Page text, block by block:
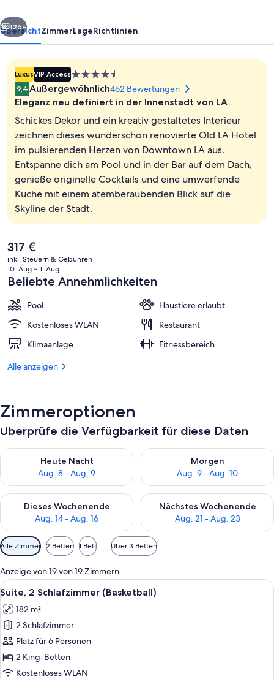
Member
of
Design
Hotels
Eingangsbereich
Weiter
126+
ÜbersichtZimmerLageRichtlinien
LuxusVIP Access4.5-
Sterne-
Unterkunft
9,4 Außergewöhnlich462 Bewertungen
Eleganz neu definiert in der Innenstadt von LA
Schickes Dekor und ein kreativ gestaltetes Interieur
zeichnen dieses wunderschön renovierte Old LA Hotel
im pulsierenden Herzen von Downtown LA aus.
Entspanne dich am Pool und in der Bar auf dem Dach,
genieße originelle Cocktails und eine umwerfende
Küche mit einem atemberaubenden Blick auf die
Skyline der Stadt.
Der
aktuelle
Preis
beträgt
317 €.
317 €
inkl. Steuern & Gebühren
10. Aug.–11. Aug.
Beliebte Annehmlichkeiten
Pool
Haustiere erlaubt
Kostenloses WLAN
Restaurant
Klimaanlage
Fitnessbereich
Alle anzeigen
Zimmeroptionen
Überprüfe die Verfügbarkeit für diese Daten
Heute Nacht
Aug. 8 - Aug. 9
Überprüfe die Verfügbarkeit für heute Nacht, Aug. 8 - Aug. 9.
Morgen
Aug. 9 - Aug. 10
Überprüfe die Verfügbarkeit
Dieses Wochenende
Aug. 14 - Aug. 16
Überprüfe die Verfügbarkeit für dieses Wochenende, Aug. 14
Nächstes Wochenende
Aug. 21 - Aug. 23
Überprüfe die Verfügbarkeit
Verfügbare
Filter
für
Zimmer
Alle Zimmer 2 Betten 1 Bett Über 3 Betten
Anzeige von 19 von 19 Zimmern
Alle
Fotos
für
Suite,
2 Schlafzimmer
(Basketball)
anzeigen
Eine moderne Küche mit karierter
10
Suite, 2 Schlafzimmer (Basketball)
182 m²
2 Schlafzimmer
Platz für 6 Personen
2 King-Betten
Kostenloses WLAN